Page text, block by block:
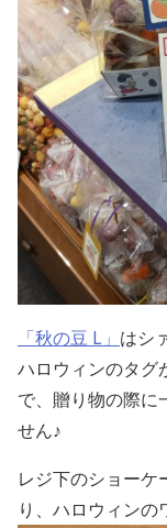
「秋の豆 L」 はシ
ハロウィンのタグ
で、贈り物の際に
せん♪
レジ下のショーケ
り、ハロウィンの